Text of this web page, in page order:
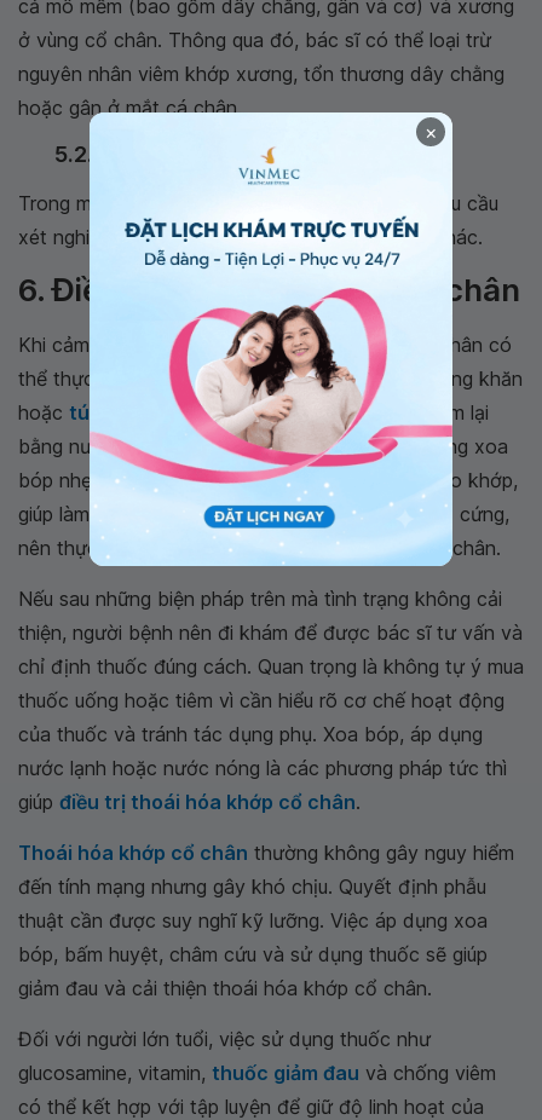
cả mô mềm (bao gồm dây chằng, gân và cơ) và xương
ở vùng cổ chân. Thông qua đó, bác sĩ có thể loại trừ
nguyên nhân viêm khớp xương, tổn thương dây chằng
hoặc gân ở mắt cá chân.
5.2.3. Xét nghiệm máu
Trong một số trường hợp, bác sĩ cũng có thể yêu cầu
xét nghiệm máu để loại trừ các loại viêm khớp khác.
6. Điều trị thoái hóa khớp cổ chân
Khi cảm thấy đau nhức và cần giảm đau, bệnh nhân có
thể thực hiện các biện pháp sau. Đầu tiên, sử dụng khăn
hoặc túi lạnh để chườmvùng đau, sau đó chườm lại
bằng nước nóng. Hoặc bệnh nhân có thể áp dụng xoa
bóp nhẹ nhàng hoặc sử dụng dầu gió để xoa vào khớp,
giúp làm ấm khớp. Khi cảm thấy khớp cổ chân bị cứng,
nên thực hiện các động tác co và duỗi khớp cổ chân.
Nếu sau những biện pháp trên mà tình trạng không cải
thiện, người bệnh nên đi khám để được bác sĩ tư vấn và
chỉ định thuốc đúng cách. Quan trọng là không tự ý mua
thuốc uống hoặc tiêm vì cần hiểu rõ cơ chế hoạt động
của thuốc và tránh tác dụng phụ. Xoa bóp, áp dụng
nước lạnh hoặc nước nóng là các phương pháp tức thì
giúp điều trị thoái hóa khớp cổ chân.
Thoái hóa khớp cổ chân thường không gây nguy hiểm
đến tính mạng nhưng gây khó chịu. Quyết định phẫu
thuật cần được suy nghĩ kỹ lưỡng. Việc áp dụng xoa
bóp, bấm huyệt, châm cứu và sử dụng thuốc sẽ giúp
giảm đau và cải thiện thoái hóa khớp cổ chân.
Đối với người lớn tuổi, việc sử dụng thuốc như
glucosamine, vitamin, thuốc giảm đau và chống viêm
có thể kết hợp với tập luyện để giữ độ linh hoạt của
×